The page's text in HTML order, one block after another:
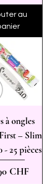
au
à ongles
– Slim
- 25 pièces
CHF